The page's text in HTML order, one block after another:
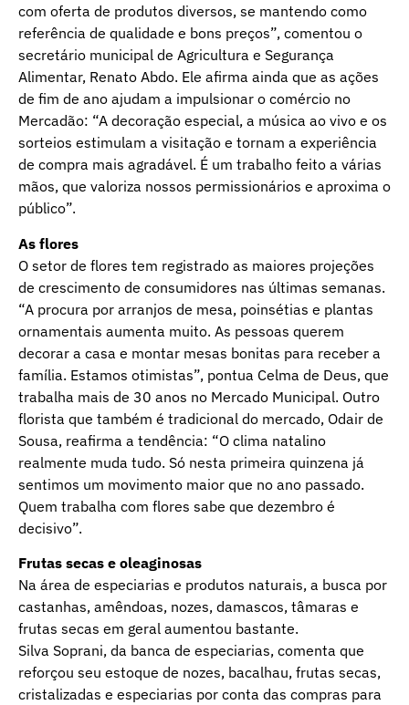
com oferta de produtos diversos, se mantendo como
referência de qualidade e bons preços”, comentou o
secretário municipal de Agricultura e Segurança
Alimentar, Renato Abdo. Ele afirma ainda que as ações
de fim de ano ajudam a impulsionar o comércio no
Mercadão: “A decoração especial, a música ao vivo e os
sorteios estimulam a visitação e tornam a experiência
de compra mais agradável. É um trabalho feito a várias
mãos, que valoriza nossos permissionários e aproxima o
público”.
As flores
O setor de flores tem registrado as maiores projeções
de crescimento de consumidores nas últimas semanas.
“A procura por arranjos de mesa, poinsétias e plantas
ornamentais aumenta muito. As pessoas querem
decorar a casa e montar mesas bonitas para receber a
família. Estamos otimistas”, pontua Celma de Deus, que
trabalha mais de 30 anos no Mercado Municipal. Outro
florista que também é tradicional do mercado, Odair de
Sousa, reafirma a tendência: “O clima natalino
realmente muda tudo. Só nesta primeira quinzena já
sentimos um movimento maior que no ano passado.
Quem trabalha com flores sabe que dezembro é
decisivo”.
Frutas secas e oleaginosas
Na área de especiarias e produtos naturais, a busca por
castanhas, amêndoas, nozes, damascos, tâmaras e
frutas secas em geral aumentou bastante.
Silva Soprani, da banca de especiarias, comenta que
reforçou seu estoque de nozes, bacalhau, frutas secas,
cristalizadas e especiarias por conta das compras para